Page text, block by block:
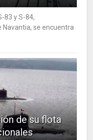
83 y S-84,
se encuentra
de su flota